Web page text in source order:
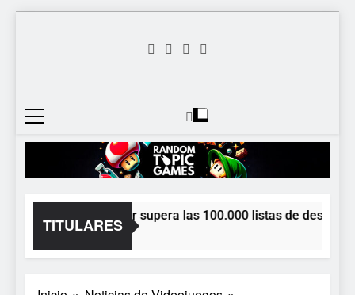
Random
Games
Videojuego Favorito
TITULARES
Dungeon Lurker supera las 100.000 listas de deseados
1 Hora Atrás